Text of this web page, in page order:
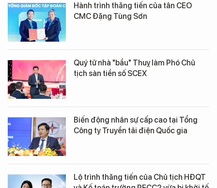
Hành trình thăng tiến của tân CEO
CMC Đặng Tùng Sơn
Quý tử nhà "bầu" Thuỵ làm Phó Chủ
tịch sàn tiền số SCEX
Biến động nhân sự cấp cao tại Tổng
Công ty Truyền tải điện Quốc gia
Lộ trình thăng tiến của Chủ tịch HĐQT